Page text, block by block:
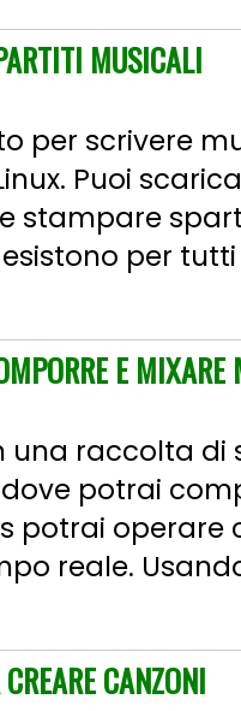
MUSICALI
per scrivere
Puoi
stampare
per
E MIXARE
una raccolta di
potrai
potrai operare
reale.
CANZONI